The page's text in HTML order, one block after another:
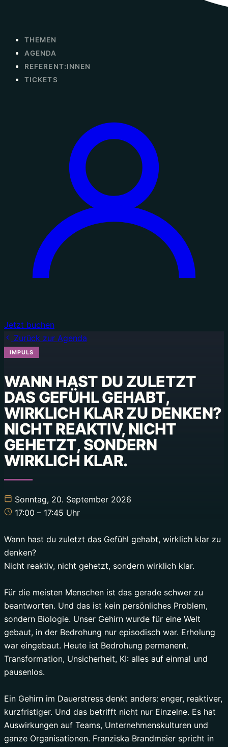
THEMEN
AGENDA
REFERENT:INNEN
TICKETS
Jetzt buchen
Zurück zur Agenda
IMPULS
WANN HAST DU ZULETZT
DAS GEFÜHL GEHABT,
WIRKLICH KLAR ZU DENKEN?
NICHT REAKTIV, NICHT
GEHETZT, SONDERN
Sonntag, 20. September 2026
17:00 – 17:45 Uhr
Wann hast du zuletzt das Gefühl gehabt, wirklich klar zu
denken?
Nicht reaktiv, nicht gehetzt, sondern wirklich klar.
Für die meisten Menschen ist das gerade schwer zu
beantworten. Und das ist kein persönliches Problem,
sondern Biologie. Unser Gehirn wurde für eine Welt
gebaut, in der Bedrohung nur episodisch war. Erholung
war eingebaut. Heute ist Bedrohung permanent.
Transformation, Unsicherheit, KI: alles auf einmal und
pausenlos.
Ein Gehirn im Dauerstress denkt anders: enger, reaktiver,
kurzfristiger. Und das betrifft nicht nur Einzelne. Es hat
Auswirkungen auf Teams, Unternehmenskulturen und
ganze Organisationen. Franziska Brandmeier spricht in